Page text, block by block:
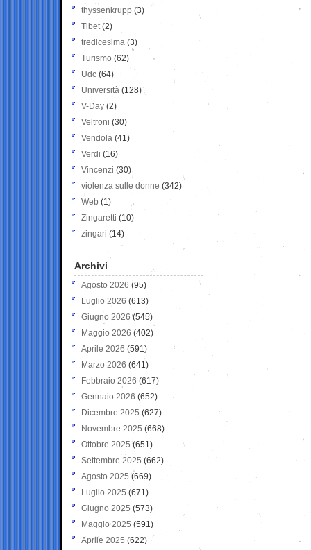
thyssenkrupp (3)
Tibet(2)
tredicesima (3)
Turismo (62)
Udc (64)
Università (128)
V-Day (2)
Veltroni (30)
Vendola (41)
Verdi (16)
Vincenzi (30)
violenza sulle donne (342)
Web (1)
Zingaretti (10)
zingari (14)
Archivi
Agosto 2026 (95)
Luglio 2026 (613)
Giugno 2026 (545)
Maggio 2026 (402)
Aprile 2026 (591)
Marzo 2026 (641)
Febbraio 2026 (617)
Gennaio 2026 (652)
Dicembre 2025 (627)
Novembre 2025 (668)
Ottobre 2025 (651)
Settembre 2025 (662)
Agosto 2025 (669)
Luglio 2025 (671)
Giugno 2025 (573)
Maggio 2025 (591)
Aprile 2025 (622)